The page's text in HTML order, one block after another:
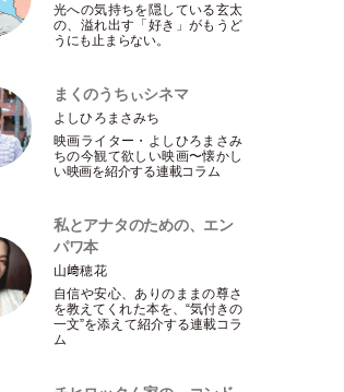
光への気持ちを隠している玄太
の、溢れ出す 「好き 」がもうど
うにも止まらない。
まくのうちぃシネマ
よしひろまさみち
映画ライター ・ よしひろまさみ
ちの今観て欲しい映画〜懐かし
い映画を紹介する連載コラム
私とアナタのための、エン
パワ本
山﨑穂花
自信や安心、ありのままの尊さ
を教えてくれた本を、“気付きの
一文”を添えて紹介する連載コラ
ム